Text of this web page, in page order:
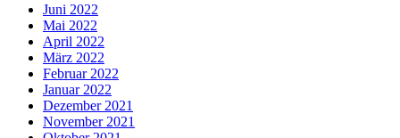
Juni 2022
Mai 2022
April 2022
März 2022
Februar 2022
Januar 2022
Dezember 2021
November 2021